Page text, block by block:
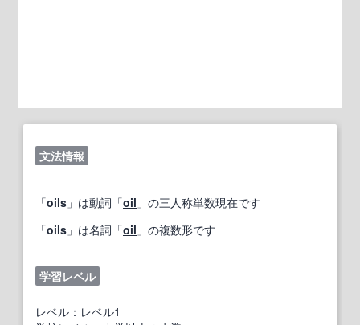
文法情報
「oils 」は動詞「oil 」の三人称単数現在です
「oils 」は名詞「oil 」の複数形です
学習レベル
レベル：レベル1